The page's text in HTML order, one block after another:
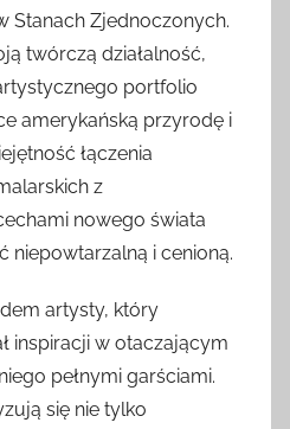
Stanach Zjednoczonych.
twórczą działalność,
portfolio
amerykańską przyrodę i
łączenia
z
nowego świata
niepowtarzalną i cenioną.
artysty, który
inspiracji w otaczającym
pełnymi garściami.
się nie tylko